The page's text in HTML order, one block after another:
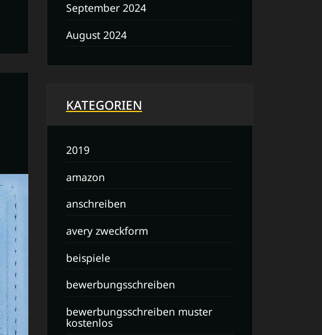
September 2024
August 2024
KATEGORIEN
2019
amazon
anschreiben
avery zweckform
beispiele
bewerbungsschreiben
bewerbungsschreiben muster
kostenlos